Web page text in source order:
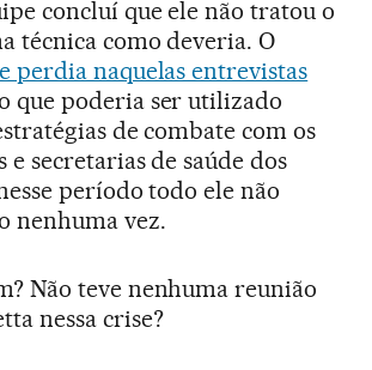
concluí que ele não tratou o
técnica como deveria. O
perdia naquelas entrevistas
que poderia ser utilizado
de combate com os
e secretarias de saúde dos
período todo ele não
nenhuma vez.
Não teve nenhuma reunião
nessa crise?